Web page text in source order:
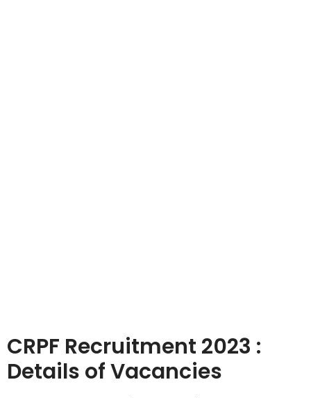
CRPF Recruitment 2023 :
Details of Vacancies